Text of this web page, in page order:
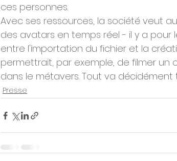
ces personnes.
Avec ses ressources, la société veut
des avatars en temps réel - il y a
entre l'importation du fichier et la
permettrait, par exemple, de filmer
dans le métavers. Tout va
Presse